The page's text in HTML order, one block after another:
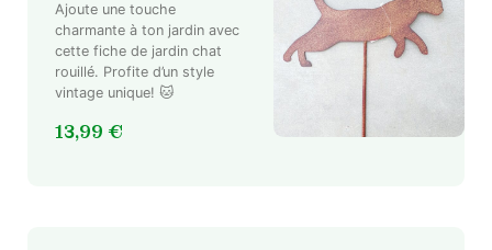
Ajoute une touche
charmante à ton jardin avec
cette fiche de jardin chat
rouillé. Profite d’un style
vintage unique! 🐱
13,99 €